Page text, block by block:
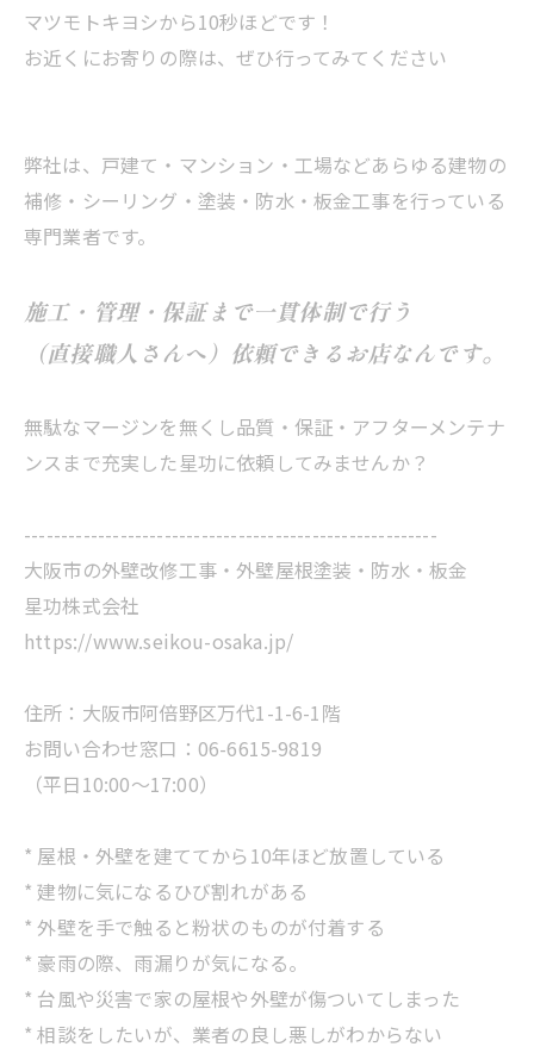
マツモトキヨシから10秒ほどです！
お近くにお寄りの際は、ぜひ行ってみてください
弊社は、戸建て・マンション・工場などあらゆる建物の
補修・シーリング・塗装・防水・板金工事を行っている
専門業者です。
施工・管理・保証まで一貫体制で行う
（直接職人さんへ）依頼できるお店なんです。
無駄なマージンを無くし品質・保証・アフターメンテナ
ンスまで充実した星功に依頼してみませんか？
--------------------------------------------------------
大阪市の外壁改修工事・外壁屋根塗装・防水・板金
星功株式会社
https://www.seikou-osaka.jp/
住所：大阪市阿倍野区万代1-1-6-1階
お問い合わせ窓口：06-6615-9819
（平日10:00～17:00）
* 屋根・外壁を建ててから10年ほど放置している
* 建物に気になるひび割れがある
* 外壁を手で触ると粉状のものが付着する
* 豪雨の際、雨漏りが気になる。
* 台風や災害で家の屋根や外壁が傷ついてしまった
* 相談をしたいが、業者の良し悪しがわからない